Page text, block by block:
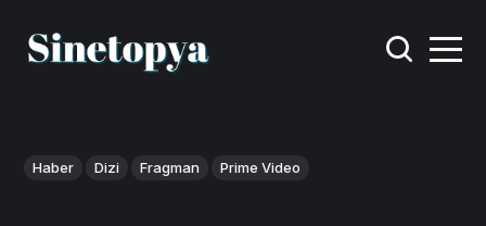
Haber Dizi Fragman Prime Video